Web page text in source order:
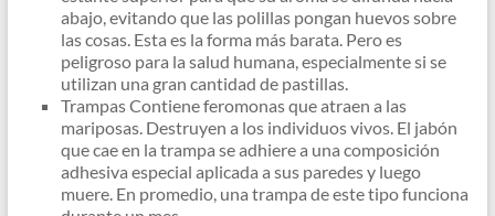
abajo, evitando que las polillas pongan huevos sobre
las cosas. Esta es la forma más barata. Pero es
peligroso para la salud humana, especialmente si se
utilizan una gran cantidad de pastillas.
Trampas Contiene feromonas que atraen a las
mariposas. Destruyen a los individuos vivos. El jabón
que cae en la trampa se adhiere a una composición
adhesiva especial aplicada a sus paredes y luego
muere. En promedio, una trampa de este tipo funciona